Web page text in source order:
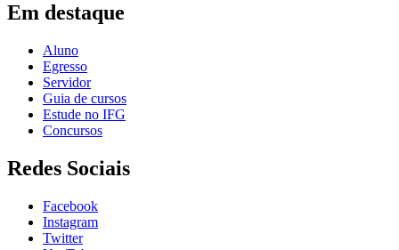
Em destaque
Aluno
Egresso
Servidor
Guia de cursos
Estude no IFG
Concursos
Redes Sociais
Facebook
Instagram
Twitter